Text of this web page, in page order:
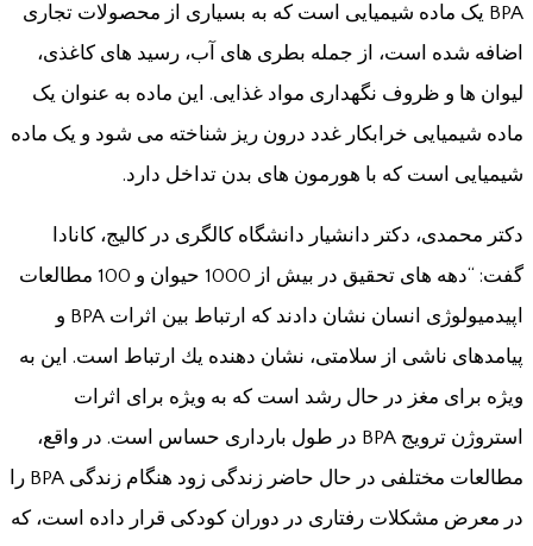
BPA یک ماده شیمیایی است که به بسیاری از محصولات تجاری
اضافه شده است، از جمله بطری های آب، رسید های کاغذی،
لیوان ها و ظروف نگهداری مواد غذایی. این ماده به عنوان یک
ماده شیمیایی خرابکار غدد درون ریز شناخته می شود و یک ماده
شیمیایی است که با هورمون های بدن تداخل دارد.
دكتر محمدی، دكتر دانشیار دانشگاه کالگری در كالیج، كانادا
گفت: “دهه های تحقیق در بیش از 1000 حیوان و 100 مطالعات
اپیدمیولوژی انسان نشان دادند كه ارتباط بین اثرات BPA و
پیامدهای ناشی از سلامتی، نشان دهنده یك ارتباط است. این به
ویژه برای مغز در حال رشد است که به ویژه برای اثرات
استروژن ترویج BPA در طول بارداری حساس است. در واقع،
مطالعات مختلفی در حال حاضر زندگی زود هنگام زندگی BPA را
در معرض مشکلات رفتاری در دوران کودکی قرار داده است، که